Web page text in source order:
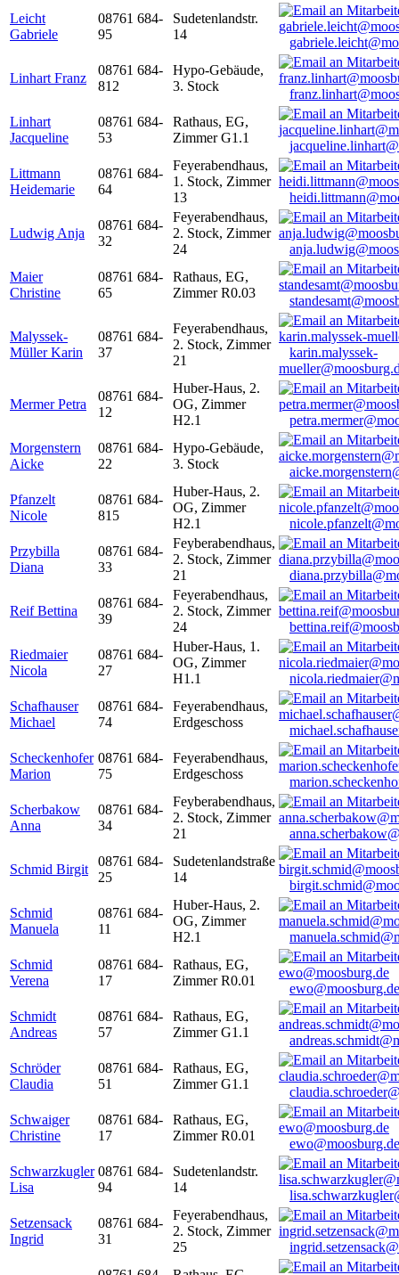
Leicht
Gabriele
08761 684-
95
Sudetenlandstr.
14
Linhart Franz
08761 684-
812
Hypo-Gebäude,
3. Stock
Linhart
Jacqueline
08761 684-
53
Rathaus, EG,
Zimmer G1.1
Littmann
Heidemarie
08761 684-
64
Feyerabendhaus,
1. Stock, Zimmer
13
Ludwig Anja
08761 684-
32
Feyerabendhaus,
2. Stock, Zimmer
24
Maier
Christine
08761 684-
65
Rathaus, EG,
Zimmer R0.03
Malyssek-
Müller Karin
08761 684-
37
Feyerabendhaus,
2. Stock, Zimmer
21
karin.malyssek-
Mermer Petra
08761 684-
12
Huber-Haus, 2.
OG, Zimmer
H2.1
Morgenstern
Aicke
08761 684-
22
Hypo-Gebäude,
3. Stock
Pfanzelt
Nicole
08761 684-
815
Huber-Haus, 2.
OG, Zimmer
H2.1
Przybilla
Diana
08761 684-
33
Feyberabendhaus,
2. Stock, Zimmer
21
Reif Bettina
08761 684-
39
Feyerabendhaus,
2. Stock, Zimmer
24
Riedmaier
Nicola
08761 684-
27
Huber-Haus, 1.
OG, Zimmer
H1.1
Schafhauser
Michael
08761 684-
74
Feyerabendhaus,
Erdgeschoss
Scheckenhofer
Marion
08761 684-
75
Feyerabendhaus,
Erdgeschoss
Scherbakow
Anna
08761 684-
34
Feyberabendhaus,
2. Stock, Zimmer
21
Schmid Birgit
08761 684-
25
Sudetenlandstraße
14
Schmid
Manuela
08761 684-
11
Huber-Haus, 2.
OG, Zimmer
H2.1
Schmid
Verena
08761 684-
17
Rathaus, EG,
Zimmer R0.01
ewo@moosburg.de
Schmidt
Andreas
08761 684-
57
Rathaus, EG,
Zimmer G1.1
Schröder
Claudia
08761 684-
51
Rathaus, EG,
Zimmer G1.1
Schwaiger
Christine
08761 684-
17
Rathaus, EG,
Zimmer R0.01
ewo@moosburg.de
Schwarzkugler
Lisa
08761 684-
94
Sudetenlandstr.
14
Setzensack
Ingrid
08761 684-
31
Feyerabendhaus,
2. Stock, Zimmer
25